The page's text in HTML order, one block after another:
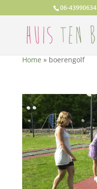
06-43990634
Home » boerengolf